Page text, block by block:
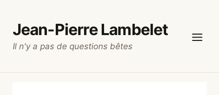
contenu
Jean-Pierre Lambelet
Il n'y a pas de questions bêtes